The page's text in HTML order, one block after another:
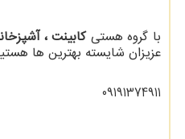
با گروه هستیکابینت ،
عزیزان شایسته بهترین ها
09191374911